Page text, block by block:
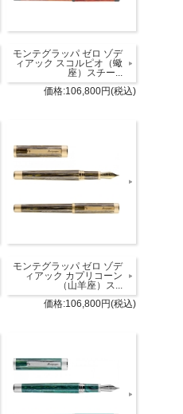
モンテグラッパ ゼロ ゾデ
ィアック スコルピオ（蠍
座）スチー...
価格:106,800円(税込)
モンテグラッパ ゼロ ゾデ
ィアック カプリコーン
（山羊座）ス...
価格:106,800円(税込)